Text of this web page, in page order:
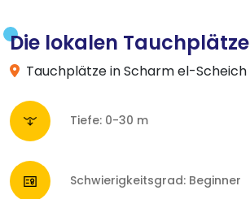
Die lokalen Tauchplätze
Tauchplätze in Scharm el-Scheich
Tiefe: 0-30 m
Schwierigkeitsgrad: Beginner